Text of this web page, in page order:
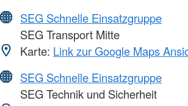
SEG Schnelle Einsatzgruppe
SEG Transport Mitte
Karte: Link zur Google Maps
SEG Schnelle Einsatzgruppe
SEG Technik und Sicherheit